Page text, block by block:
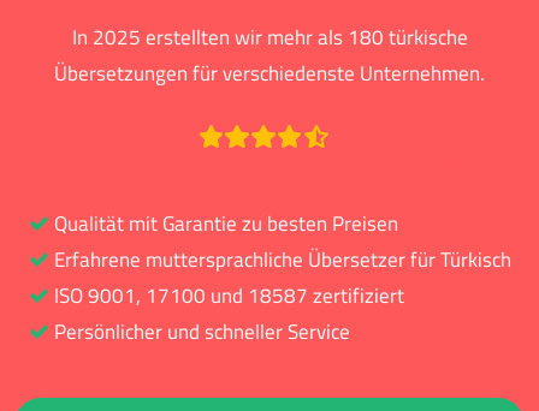
In 2025 erstellten wir mehr als 180 türkische
Übersetzungen für verschiedenste Unternehmen.
Qualität mit Garantie zu besten Preisen
Erfahrene muttersprachliche Übersetzer für Türkisch
ISO 9001, 17100 und 18587 zertifiziert
Persönlicher und schneller Service